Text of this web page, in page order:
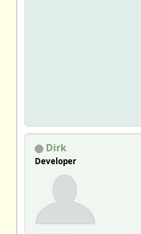
Dirk
Developer